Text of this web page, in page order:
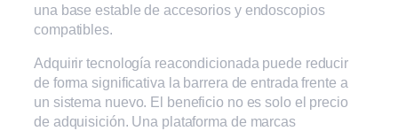
una base estable de accesorios y endoscopios
compatibles.
Adquirir tecnología reacondicionada puede reducir
de forma significativa la barrera de entrada frente a
un sistema nuevo. El beneficio no es solo el precio
de adquisición. Una plataforma de marcas